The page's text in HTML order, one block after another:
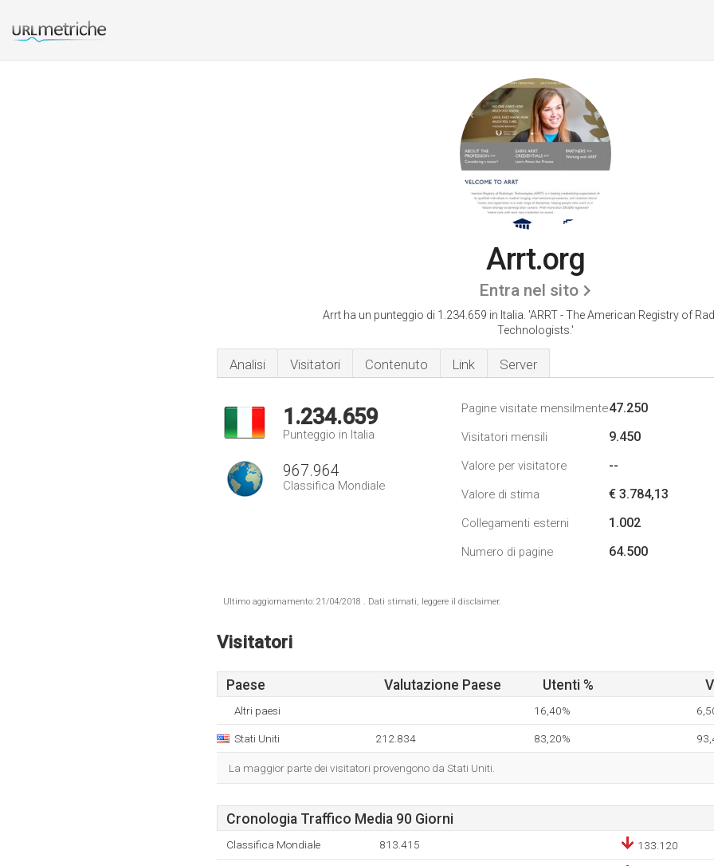
Arrt.org
Entra nel sito
Arrt ha un punteggio di 1.234.659 in Italia. 'ARRT - The American Registry of
Technologists.'
Analisi Visitatori Contenuto Link Server
1.234.659
Punteggio in Italia
967.964
Classifica Mondiale
Pagine visitate mensilmente47.250
Visitatori mensili 9.450
Valore per visitatore --
Valore di stima € 3.784,13
Collegamenti esterni 1.002
Numero di pagine 64.500
Ultimo aggiornamento: 21/04/2018 . Dati stimati, leggere il disclaimer.
Visitatori
Paese Valutazione Paese Utenti %
Altri paesi 16,40%
Stati Uniti 212.834 83,20%
La maggior parte dei visitatori provengono da Stati Uniti.
Cronologia Traffico Media 90 Giorni
Classifica Mondiale 813.415 133.120